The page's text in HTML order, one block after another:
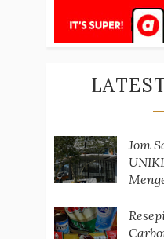
Jom